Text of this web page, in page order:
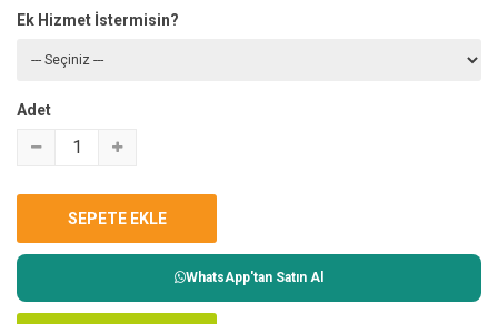
Ek Hizmet İstermisin?
Adet
WhatsApp'tan Satın Al